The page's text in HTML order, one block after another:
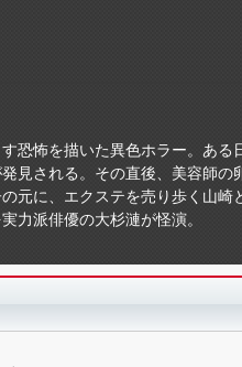
恐怖を描いた異色ホラー。ある
見される。その直後、美容師の
元に、エクステを売り歩く山崎
力派俳優の大杉漣が怪演。